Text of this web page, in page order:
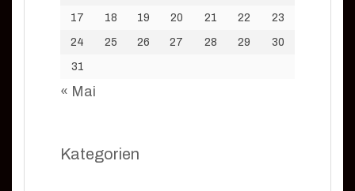
17 18 19 20 21 22 23
24 25 26 27 28 29 30
31
« Mai
Kategorien